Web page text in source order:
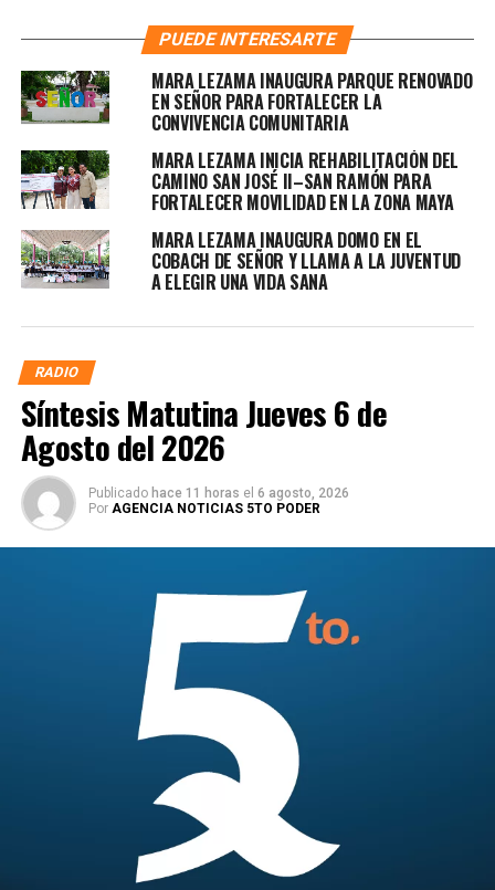
PUEDE INTERESARTE
MARA LEZAMA INAUGURA PARQUE RENOVADO
EN SEÑOR PARA FORTALECER LA
CONVIVENCIA COMUNITARIA
MARA LEZAMA INICIA REHABILITACIÓN DEL
CAMINO SAN JOSÉ II–SAN RAMÓN PARA
FORTALECER MOVILIDAD EN LA ZONA MAYA
MARA LEZAMA INAUGURA DOMO EN EL
COBACH DE SEÑOR Y LLAMA A LA JUVENTUD
A ELEGIR UNA VIDA SANA
RADIO
Síntesis Matutina Jueves 6 de
Agosto del 2026
Publicado hace 11 horas el 6 agosto, 2026
Por AGENCIA NOTICIAS 5TO PODER